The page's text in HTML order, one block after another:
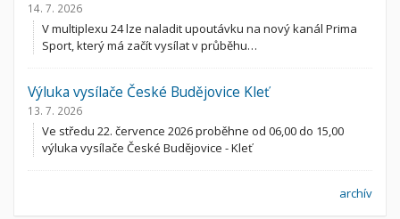
14. 7. 2026
V multiplexu 24 lze naladit upoutávku na nový kanál Prima
Sport, který má začít vysílat v průběhu…
Výluka vysílače České Budějovice Kleť
13. 7. 2026
Ve středu 22. července 2026 proběhne od 06,00 do 15,00
výluka vysílače České Budějovice - Kleť
archív